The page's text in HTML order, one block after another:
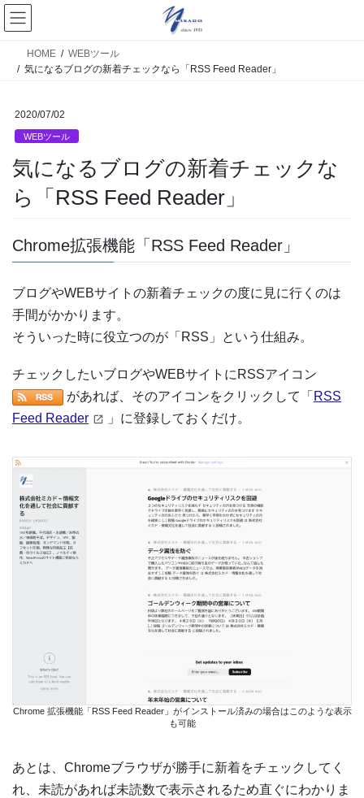
HOME
WEBツール
気になるブログの新着チェックなら「RSS Feed Reader」
2020/07/02
WEBツール
気になるブログの新着チェックな
ら「RSS Feed Reader」
Chrome拡張機能「RSS Feed Reader」
ブログやWEBサイトの新着チェックの度に見に行くのは
手間がかかります。
そういった時に役立つのが「RSS」という仕組み。
チェックしたいブログやWEBサイトにRSSアイコン
があれば、そのアイコンをクリックして「 RSS
Feed Reader
」に登録しておくだけ。
Chrome 拡張機能「RSS Feed Reader」がインストール済みの場合はこのような表示
も可能
あとは、Chromeブラウザが勝手に新着をチェックしてく
れ、未読があれば未読数で表示されるため直ぐにわかりま